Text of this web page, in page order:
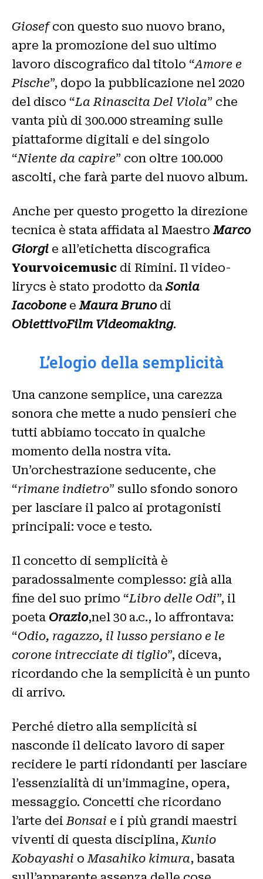
Giosefcon questo suo nuovo brano,
apre la promozione del suo ultimo
lavoro discografico dal titolo “Amore e
Pische”, dopo la pubblicazione nel 2020
del disco “La Rinascita Del Viola” che
vanta più di 300.000 streaming sulle
piattaforme digitali e del singolo
“Niente da capire” con oltre 100.000
ascolti, che farà parte del nuovo album.
Anche per questo progetto la direzione
tecnica è stata affidata al MaestroMarco
Giorgi e all’etichetta discografica
Yourvoicemusic di Rimini. Il video-
lirycs è stato prodotto daSonia
Iacobone eMaura Brunodi
ObiettivoFilm Videomaking.
L’elogio della semplicità
Una canzone semplice, una carezza
sonora che mette a nudo pensieri che
tutti abbiamo toccato in qualche
momento della nostra vita.
Un’orchestrazione seducente, che
“rimane indietro” sullo sfondo sonoro
per lasciare il palco ai protagonisti
principali: voce e testo.
Il concetto di semplicità è
paradossalmente complesso: già alla
fine del suo primo “Libro delle Odi”, il
poeta Orazio,nel 30 a.c., lo affrontava:
“Odio, ragazzo, il lusso persiano e le
corone intrecciate di tiglio”, diceva,
ricordando che la semplicità è un punto
di arrivo.
Perché dietro alla semplicità si
nasconde il delicato lavoro di saper
recidere le parti ridondanti per lasciare
l’essenzialità di un’immagine, opera,
messaggio. Concetti che ricordano
l’arte deiBonsai e i più grandi maestri
viventi di questa disciplina,Kunio
Kobayashi oMasahiko kimura, basata